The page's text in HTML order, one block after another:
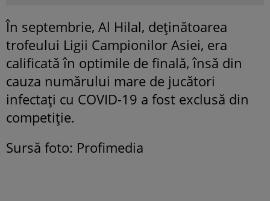
În septembrie, Al Hilal, deţinătoarea
trofeului Ligii Campionilor Asiei, era
calificată în optimile de finală, însă din
cauza numărului mare de jucători
infectați cu COVID-19 a fost exclusă din
competiţie.
Sursă foto: Profimedia